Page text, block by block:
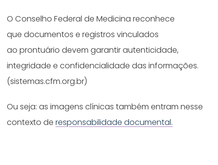
O Conselho Federal de Medicina reconhece
que documentos e registros vinculados
ao prontuário devem garantir autenticidade,
integridade e confidencialidade das informações.
(sistemas.cfm.org.br)
Ou seja: as imagens clínicas também entram nesse
contexto deresponsabilidade documental.